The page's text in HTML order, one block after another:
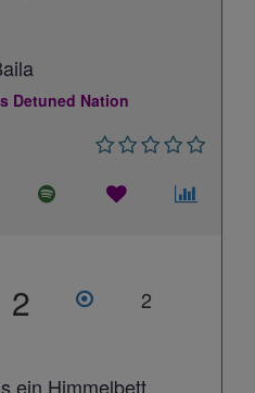
Detuned Nation
2 2
ein Himmelbett